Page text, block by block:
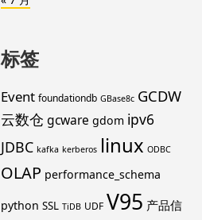
标签
Event foundationdb GBase8c GCDW
云数仓 gcware gdom ipv6
JDBC kafka kerberos linux ODBC
OLAP performance_schema
python SSL TiDB UDF V95 产品信